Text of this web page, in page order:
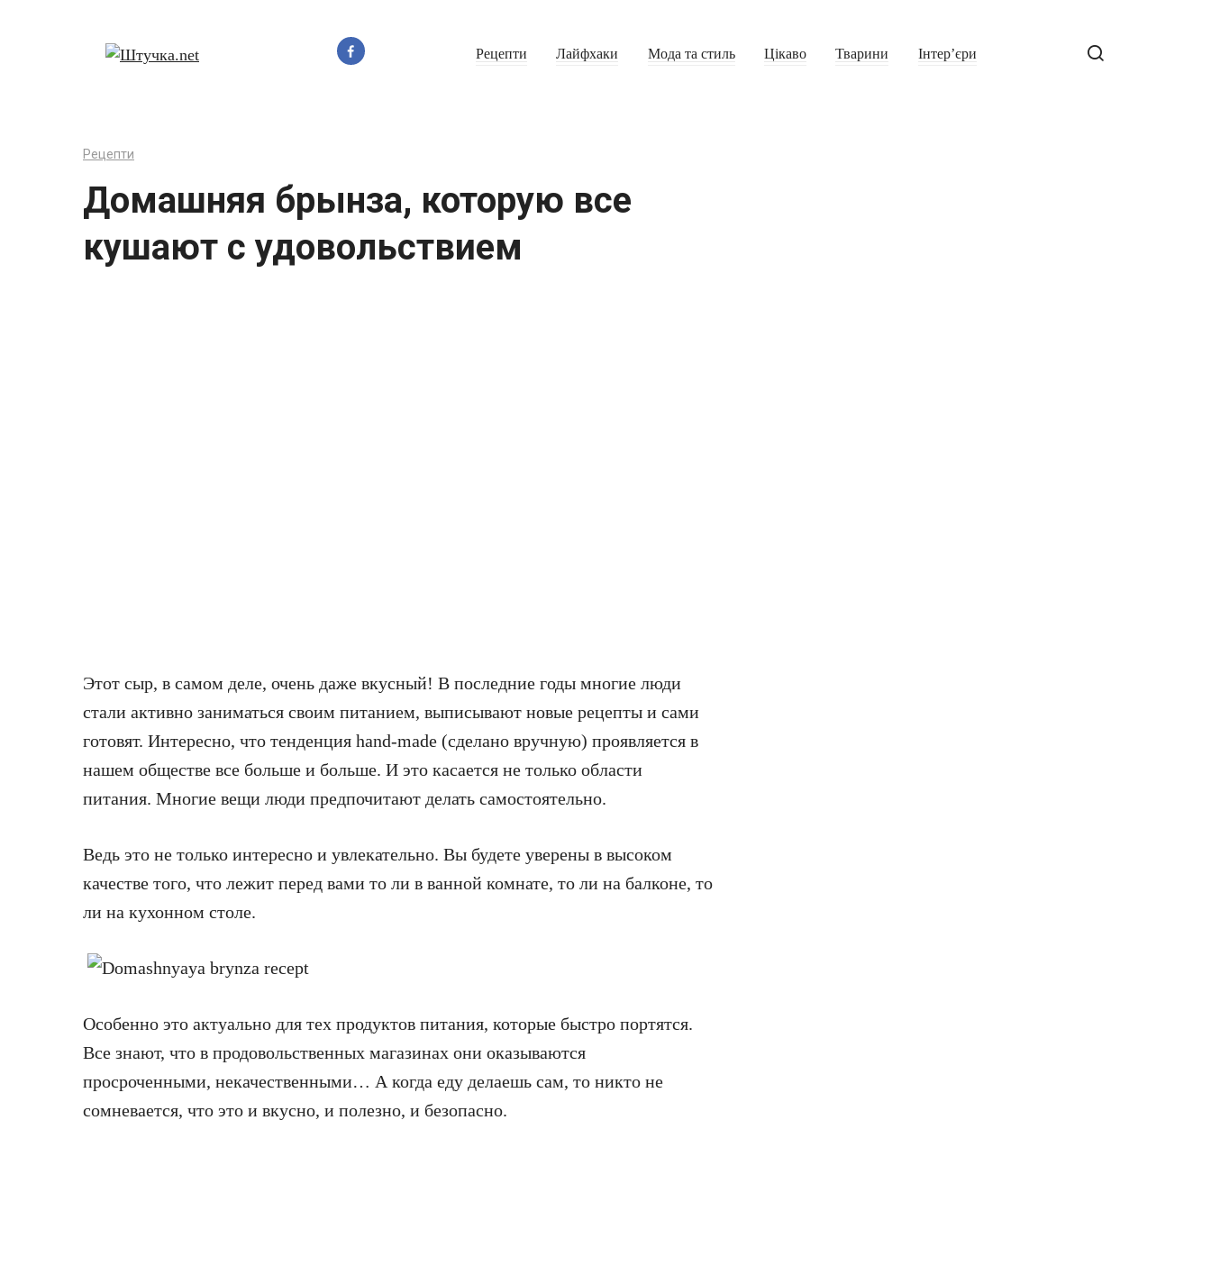
Рецепти Лайфхаки Мода та стиль Цікаво Тварини Інтер’єри
Рецепти
Домашняя брынза, которую все
кушают с удовольствием
Этот сыр, в самом деле, очень даже вкусный! В последние годы многие люди
стали активно заниматься своим питанием, выписывают новые рецепты и сами
готовят. Интересно, что тенденция hand-made (сделано вручную) проявляется в
нашем обществе все больше и больше. И это касается не только области
питания. Многие вещи люди предпочитают делать самостоятельно.
Ведь это не только интересно и увлекательно. Вы будете уверены в высоком
качестве того, что лежит перед вами то ли в ванной комнате, то ли на балконе, то
ли на кухонном столе.
Особенно это актуально для тех продуктов питания, которые быстро портятся.
Все знают, что в продовольственных магазинах они оказываются
просроченными, некачественными… А когда еду делаешь сам, то никто не
сомневается, что это и вкусно, и полезно, и безопасно.